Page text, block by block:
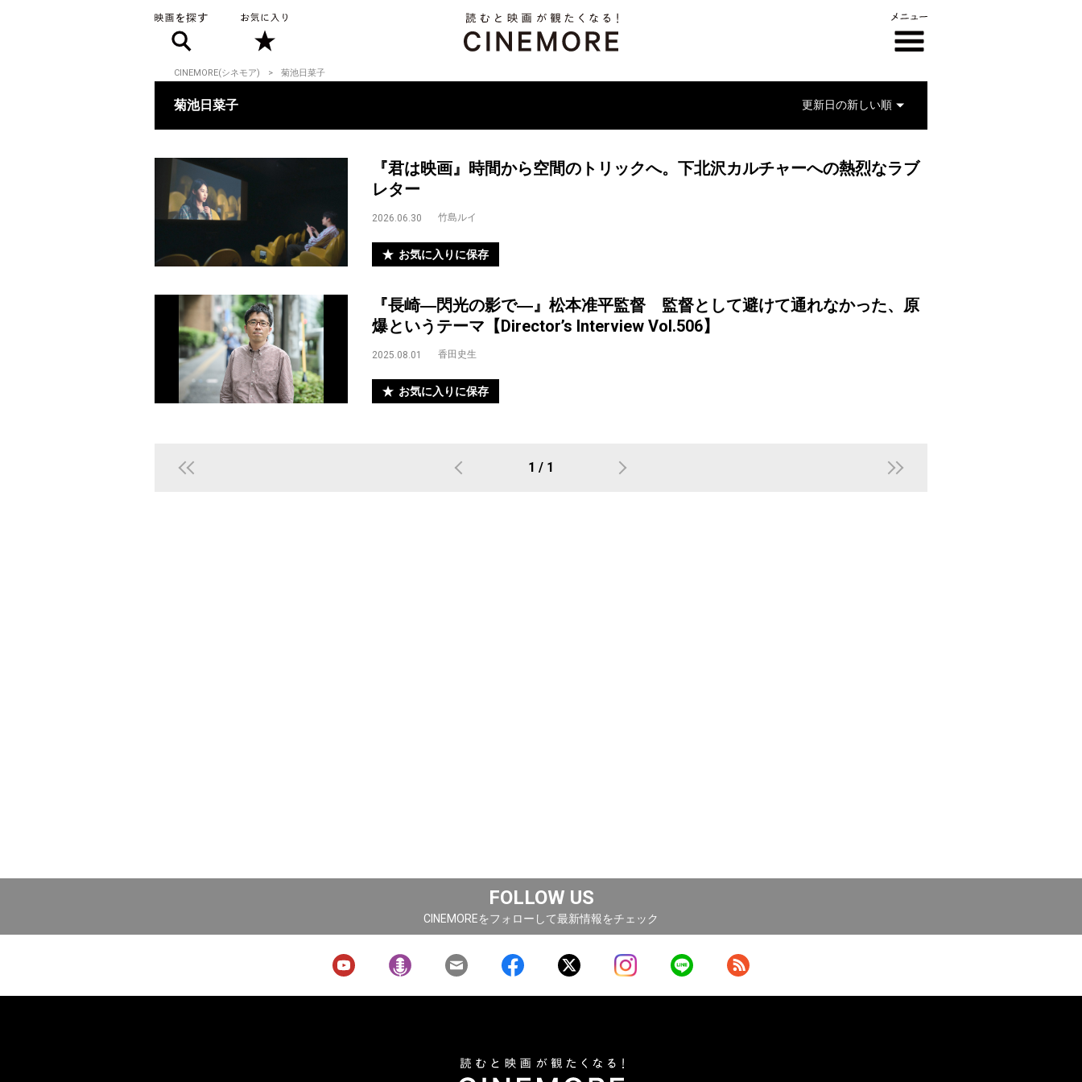
CINEMORE(シネモア) 菊池日菜子
菊池日菜子
『君は映画』時間から空間のトリックへ。下北沢カルチャーへの熱烈なラブ
レター
2026.06.30 竹島ルイ
お気に入りに保存
『長崎―閃光の影で―』松本准平監督 監督として避けて通れなかった、原
爆というテーマ【Director’s Interview Vol.506】
2025.08.01 香田史生
お気に入りに保存
1 / 1
FOLLOW US
CINEMOREをフォローして最新情報をチェック